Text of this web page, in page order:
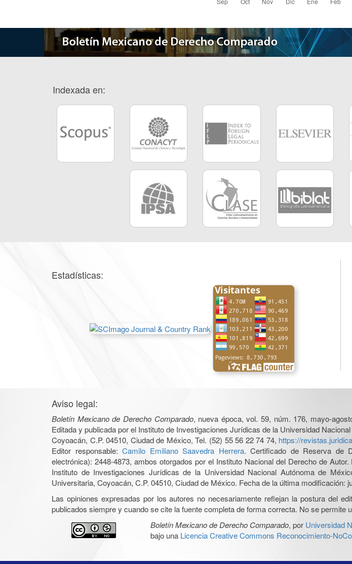
Indexada en:
Estadísticas:
Aviso legal:
Boletín Mexicano de Derecho Comparado, nueva época, vol. 59, núm. 176, mayo-
Editada y publicada por el Instituto de Investigaciones Jurídicas de la Universidad
Coyoacán, C.P. 04510, Ciudad de México, Tel. (52) 55 56 22 74 74, https://
Editor responsable:Camilo Emiliano Saavedra Herrera. Certificado de Reserva de
electrónica): 2448-4873, ambos otorgados por el Instituto Nacional del Derecho de
Instituto de Investigaciones Jurídicas de la Universidad Nacional Autónoma de
Universitaria, Coyoacán, C.P. 04510, Ciudad de México. Fecha de la última modificación:
Las opiniones expresadas por los autores no necesariamente reflejan la postura del
publicados siempre y cuando se cite la fuente completa de forma correcta. No se
Boletín Mexicano de Derecho Comparado, por Universidad
bajo una Licencia Creative Commons Reconocimiento-